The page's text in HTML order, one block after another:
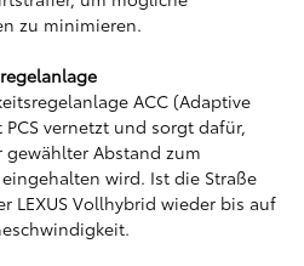
zu minimieren.
ACC (Adaptive
vernetzt und sorgt dafür,
Abstand zum
wird. Ist die Straße
LEXUS Vollhybrid wieder bis auf